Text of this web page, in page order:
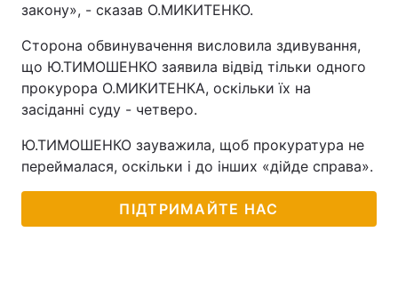
закону», - сказав О.МИКИТЕНКО.
Сторона обвинувачення висловила здивування,
що Ю.ТИМОШЕНКО заявила відвід тільки одного
прокурора О.МИКИТЕНКА, оскільки їх на
засіданні суду - четверо.
Ю.ТИМОШЕНКО зауважила, щоб прокуратура не
переймалася, оскільки і до інших «дійде справа».
ПІДТРИМАЙТЕ НАС